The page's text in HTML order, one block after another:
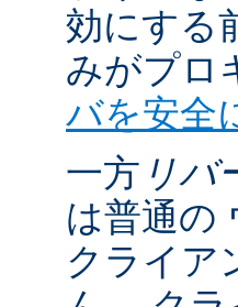
効にする
みがプロ
バを安全
一方 リバ
は普通の
クライア